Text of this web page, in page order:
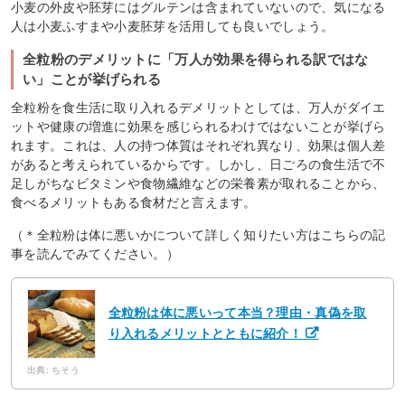
小麦の外皮や胚芽にはグルテンは含まれていないので、気になる
人は小麦ふすまや小麦胚芽を活用しても良いでしょう。
全粒粉のデメリットに「万人が効果を得られる訳ではな
い」ことが挙げられる
全粒粉を食生活に取り入れるデメリットとしては、万人がダイエ
ットや健康の増進に効果を感じられるわけではないことが挙げら
れます。これは、人の持つ体質はそれぞれ異なり、効果は個人差
があると考えられているからです。しかし、日ごろの食生活で不
足しがちなビタミンや食物繊維などの栄養素が取れることから、
食べるメリットもある食材だと言えます。
（＊全粒粉は体に悪いかについて詳しく知りたい方はこちらの記
事を読んでみてください。）
全粒粉は体に悪いって本当？理由・真偽を取
り入れるメリットとともに紹介！
出典: ちそう